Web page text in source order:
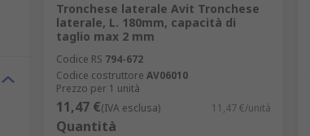
Tronchese laterale Avit Tronchese
laterale, L. 180mm, capacità di
taglio max 2 mm
Codice RS 794-672
Codice costruttore AV06010
Prezzo per 1 unità
11,47 €(IVA esclusa) 11,47 €/unità
Quantità